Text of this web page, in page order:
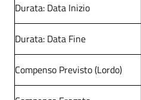
Durata: Data Inizio
Durata: Data Fine
Compenso Previsto (Lordo)